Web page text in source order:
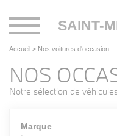
SAINT-
Toggle
navigation
Accueil > Nos voitures d'occasion
NOS
Notre sélection de
Marque